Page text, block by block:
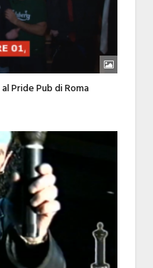
Pride Pub di Roma